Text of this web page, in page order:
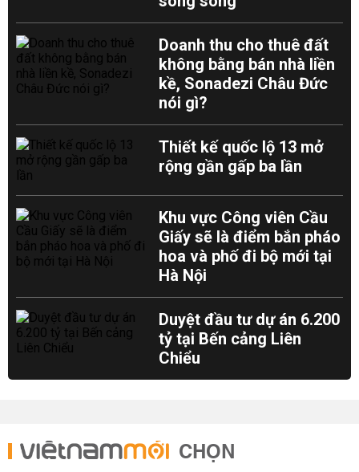
Doanh thu cho thuê đất
không bằng bán nhà liền
kề, Sonadezi Châu Đức
nói gì?
Thiết kế quốc lộ 13 mở
rộng gần gấp ba lần
Khu vực Công viên Cầu
Giấy sẽ là điểm bắn pháo
hoa và phố đi bộ mới tại
Hà Nội
Duyệt đầu tư dự án 6.200
tỷ tại Bến cảng Liên
Chiểu
CHỌN